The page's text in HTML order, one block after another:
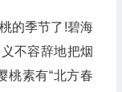
的季节了!碧海
不容辞地把烟
桃素有“北方春